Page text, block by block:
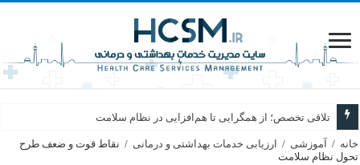
تلاقی تخصص؛ از همگرایی تا هم‌افزایی در نظام سلامت
خانه / آموزشی / ارزیابی خدمات بهداشتی و درمانی / نقاط قوت و ضعف طرح
تحول نظام سلامت